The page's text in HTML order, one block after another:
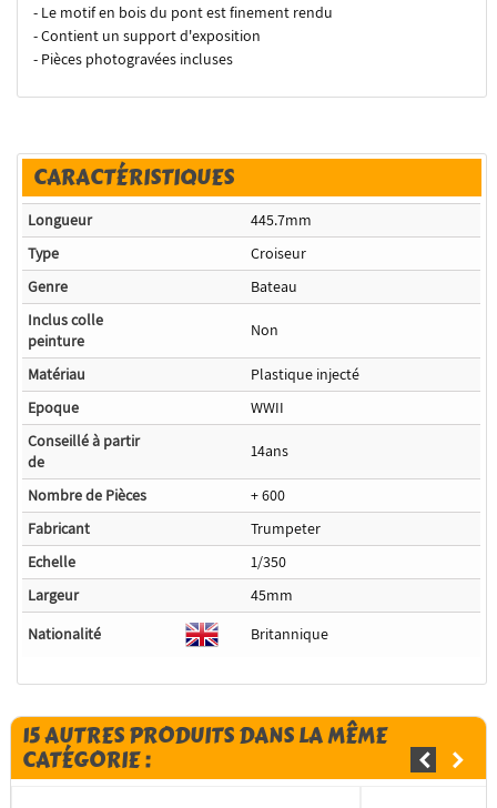
- Le motif en bois du pont est finement rendu
- Contient un support d'exposition
- Pièces photogravées incluses
CARACTÉRISTIQUES
Longueur
445.7mm
Type
Croiseur
Genre
Bateau
Inclus colle
peinture
Non
Matériau
Plastique injecté
Epoque
WWII
Conseillé à partir
de
14ans
Nombre de Pièces
+ 600
Fabricant
Trumpeter
Echelle
1/350
Largeur
45mm
Nationalité
Britannique
15 AUTRES PRODUITS DANS LA MÊME
CATÉGORIE :